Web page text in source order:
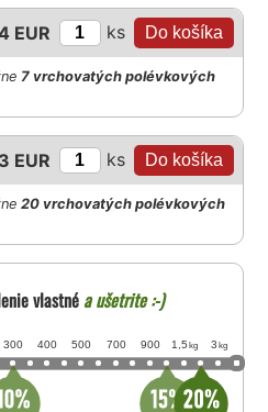
EUR ks
7 vrchovatých polévkových
EUR ks
20 vrchovatých polévkových
vlastnéa ušetrite :-)
300 400 500 700 900 1,5 kg 3 kg